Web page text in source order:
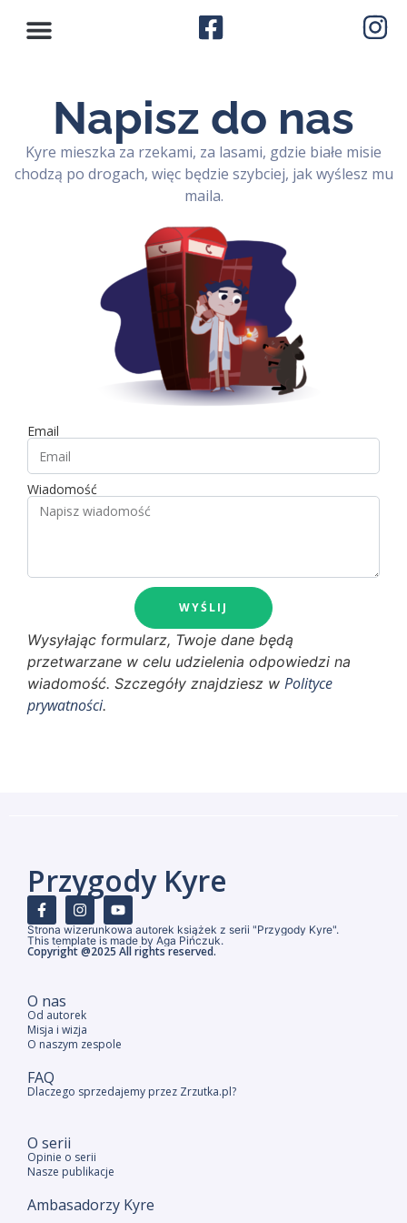
Napisz do nas
Kyre mieszka za rzekami, za lasami, gdzie białe misie
chodzą po drogach, więc będzie szybciej, jak wyślesz mu
maila.
Email
Wiadomość
WYŚLIJ
Wysyłając formularz, Twoje dane będą
przetwarzane w celu udzielenia odpowiedzi na
wiadomość. Szczegóły znajdziesz w Polityce
prywatności.
Przygody Kyre
Strona wizerunkowa autorek książek z serii "Przygody Kyre".
This template is made by Aga Pińczuk.
Copyright @2025 All rights reserved.
O nas
Od autorek
Misja i wizja
O naszym zespole
FAQ
Dlaczego sprzedajemy przez Zrzutka.pl?
O serii
Opinie o serii
Nasze publikacje
Ambasadorzy Kyre